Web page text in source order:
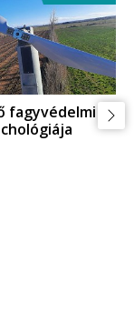
fagyvédelmi